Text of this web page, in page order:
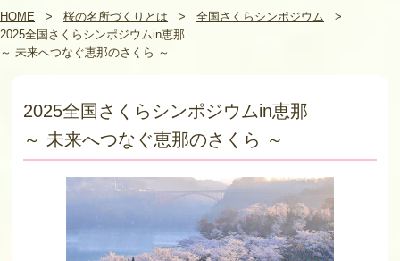
HOME > 桜の名所づくりとは > 全国さくらシンポジウム
>
2025全国さくらシンポジウムin恵那
～ 未来へつなぐ恵那のさくら ～
2025全国さくらシンポジウムin恵那
～ 未来へつなぐ恵那のさくら ～